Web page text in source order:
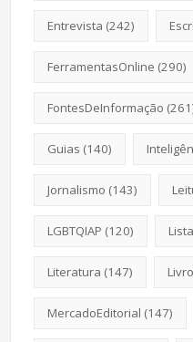
Entrevista (242)
FerramentasOnline (290)
FontesDeInformação
Guias (140)
Jornalismo (143)
LGBTQIAP (120)
Literatura (147)
MercadoEditorial (147)